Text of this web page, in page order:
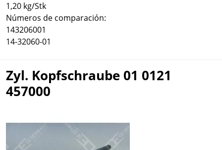
1,20 kg/Stk
Números de comparación:
143206001
14-32060-01
Zyl. Kopfschraube 01 0121
457000